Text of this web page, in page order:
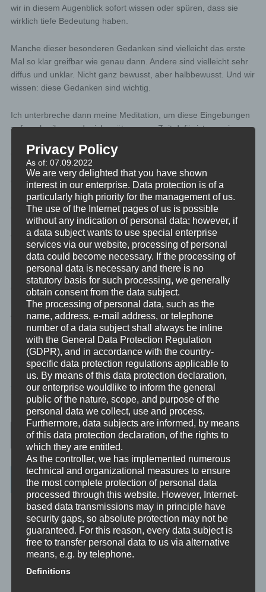
wir in diesem Augenblick sofort wissen oder spüren, dass sie
wirklich tiefe Bedeutung haben.
Manche dieser besonderen Gedanken sind vielleicht das erste
Mal so klar greifbar wie genau dann. Andere sind vielleicht sehr
diffus und unklar. Nicht ganz bewusst, aber halbbewusst. Und wir
wissen: diese Gedanken sind wichtig.
Ich unterbreche dann meine Meditation, um diese Eingebungen
aufzuschreiben und mich später, wenn Zeit dafür ist, um sie zu
Gespräche mit anderen, Freunden oder Beratern, um ihnen
ihren vollen Sinn und ihre ganze Bedeutung zu geben. Nach
dem Aufschreiben meditiere ich weiter.
Genau diese in Meditation auftauchenden Gedanken, egal ob sie
klar bewusst oder unklar halbbewusst sind: Sie sind oft die
Juwelen, die einen wichtigen nächsten Schritt in der persönlichen
Entwicklung und im spirituellen Wachstum möglich machen.
Mache einen Vertrag mit dir, dass du diese Erkenntnisse aus
deinen Meditationen wirklich ernst nimmst und dich intensiv mit
ihnen auseinandersetzt. Ja, manche mögen unangenehm sein.
Aber es gibt immer einen Grund, warum sie präsent geworden
sind.
MINIVIDEO
TAGGED90SEK,INDUKTION
Post navigation
Categories
Unbewusst und Bewusst
Verhaltenspsychologie
Analytische Psychologie
Bewusstheit
Privacy Policy
As of: 07.09.2022
We are very delighted that you have shown
interest in our enterprise. Data protection is of a
particularly high priority for the management of us.
The use of the Internet pages of us is possible
without any indication of personal data; however, if
a data subject wants to use special enterprise
services via our website, processing of personal
data could become necessary. If the processing of
personal data is necessary and there is no
statutory basis for such processing, we generally
obtain consent from the data subject.
The processing of personal data, such as the
name, address, e-mail address, or telephone
number of a data subject shall always be inline
with the General Data Protection Regulation
(GDPR), and in accordance with the country-
specific data protection regulations applicable to
us. By means of this data protection declaration,
our enterprise wouldlike to inform the general
public of the nature, scope, and purpose of the
personal data we collect, use and process.
Furthermore, data subjects are informed, by means
of this data protection declaration, of the rights to
which they are entitled.
As the controller, we has implemented numerous
technical and organizational measures to ensure
the most complete protection of personal data
processed through this website. However, Internet-
based data transmissions may in principle have
security gaps, so absolute protection may not be
guaranteed. For this reason, every data subject is
free to transfer personal data to us via alternative
means, e.g. by telephone.
Definitions